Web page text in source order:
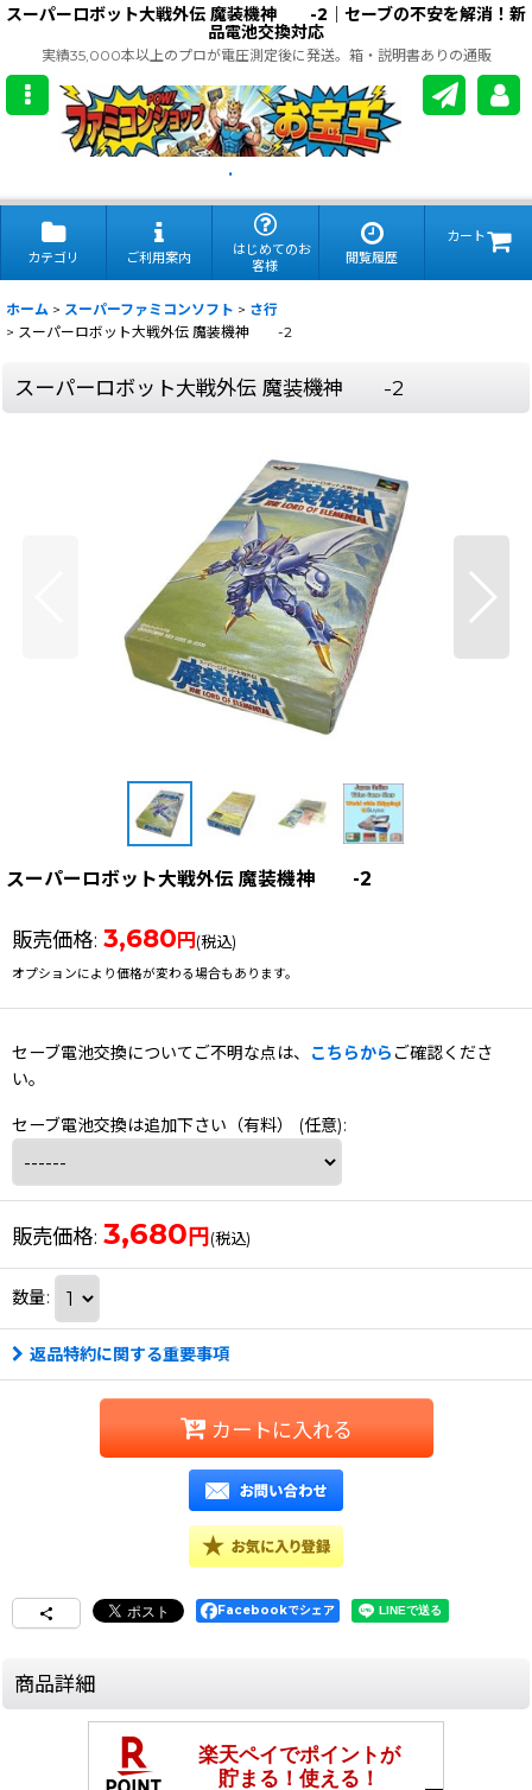
スーパーロボット大戦外伝 魔装機神 -2｜セーブの不安を解消！新
品電池交換対応
実績35,000本以上のプロが電圧測定後に発送。箱・説明書ありの通販
.
カテゴリ ご利用案内
はじめてのお
客様
閲覧履歴
カート
ホーム > スーパーファミコンソフト > さ行
> スーパーロボット大戦外伝 魔装機神 -2
スーパーロボット大戦外伝 魔装機神 -2
スーパーロボット大戦外伝 魔装機神 -2
販売価格: 3,680 円 (税込)
オプションにより価格が変わる場合もあります。
セーブ電池交換についてご不明な点は、 こちらから ご確認くださ
い。
セーブ電池交換は追加下さい（有料） (任意):
販売価格: 3,680円(税込)
数量:
返品特約に関する重要事項
カートに入れる
Facebookでシェア
商品詳細